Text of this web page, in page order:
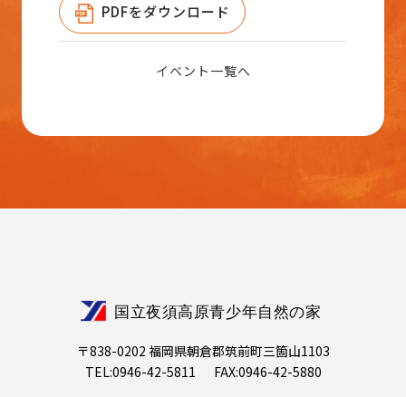
PDFをダウンロード
イベント一覧へ
〒838-0202 福岡県朝倉郡筑前町三箇山1103
TEL:0946-42-5811
FAX:0946-42-5880